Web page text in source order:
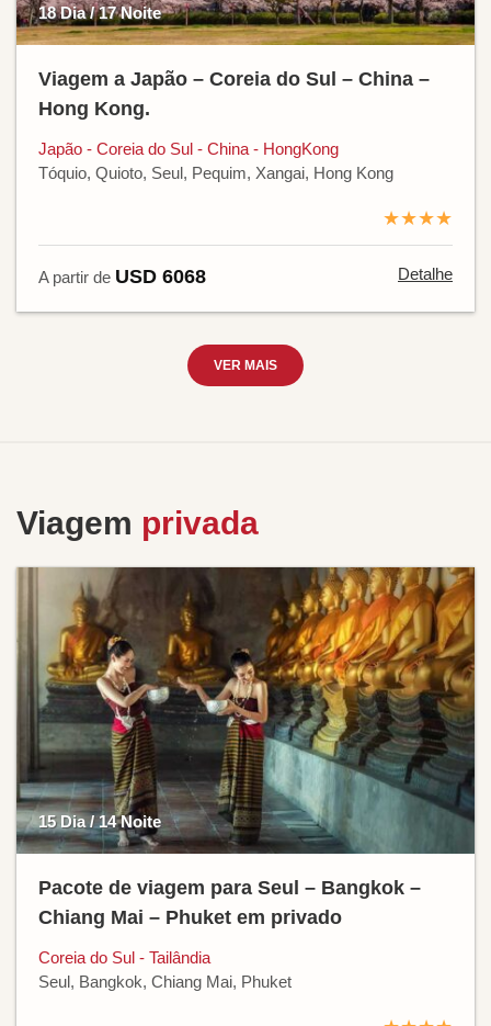
18 Dia / 17 Noite
Viagem a Japão – Coreia do Sul – China –
Hong Kong.
Japão - Coreia do Sul - China - HongKong
Tóquio, Quioto, Seul, Pequim, Xangai, Hong Kong
★★★★
A partir de USD 6068 Detalhe
VER MAIS
Viagem privada
15 Dia / 14 Noite
Pacote de viagem para Seul – Bangkok –
Chiang Mai – Phuket em privado
Coreia do Sul - Tailândia
Seul, Bangkok, Chiang Mai, Phuket